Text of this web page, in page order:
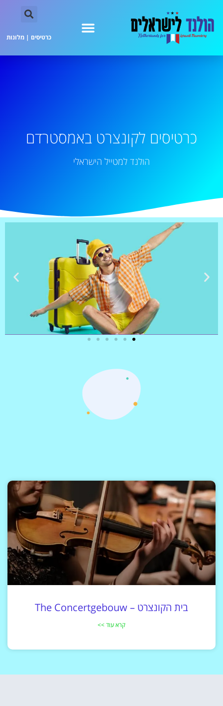
כרטיסים | מלונות
כרטיסים לקונצרט באמסטרדם
הולנד למטייל הישראלי
בית הקונצרט – The Concertgebouw
קרא עוד >>